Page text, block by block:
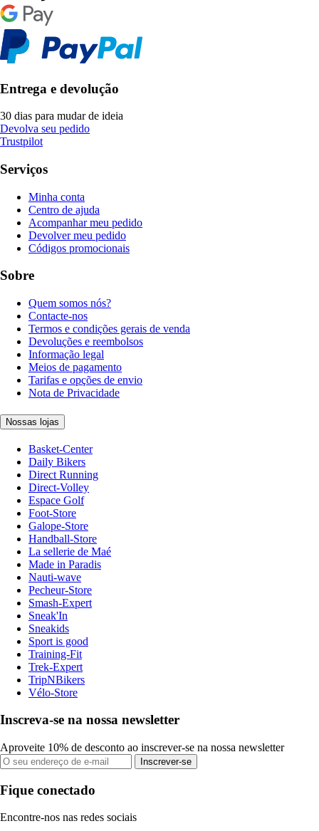
Entrega e devolução
30 dias para mudar de ideia
Devolva seu pedido
Trustpilot
Serviços
Minha conta
Centro de ajuda
Acompanhar meu pedido
Devolver meu pedido
Códigos promocionais
Sobre
Quem somos nós?
Contacte-nos
Termos e condições gerais de venda
Devoluções e reembolsos
Informação legal
Meios de pagamento
Tarifas e opções de envio
Nota de Privacidade
Nossas lojas
Basket-Center
Daily Bikers
Direct Running
Direct-Volley
Espace Golf
Foot-Store
Galope-Store
Handball-Store
La sellerie de Maé
Made in Paradis
Nauti-wave
Pecheur-Store
Smash-Expert
Sneak'In
Sneakids
Sport is good
Training-Fit
Trek-Expert
TripNBikers
Vélo-Store
Inscreva-se na nossa newsletter
Aproveite 10% de desconto ao inscrever-se na nossa newsletter
Inscrever-se
Fique conectado
Encontre-nos nas redes sociais